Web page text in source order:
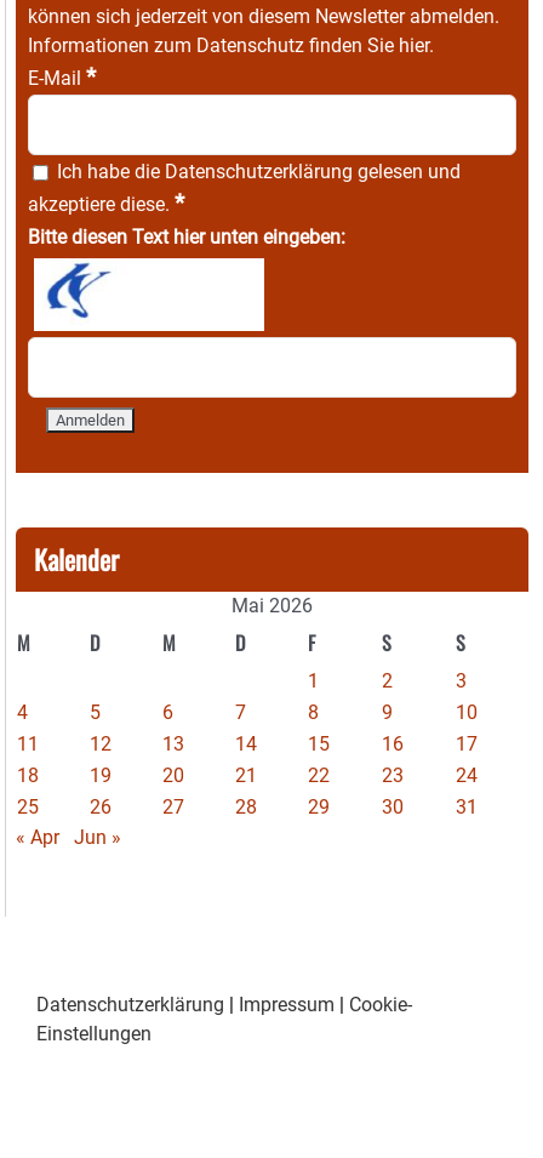
können sich jederzeit von diesem Newsletter abmelden.
Informationen zum Datenschutz finden Sie hier.
E-Mail *
Ich habe die Datenschutzerklärung gelesen und
akzeptiere diese. *
Bitte diesen Text hier unten eingeben:
Kalender
Mai 2026
M D M D F S S
1 2
3
4
5 6 7 8 9
10
11
12 13 14 15 16
17
18
19 20 21 22 23
24
25
26 27 28 29 30
31
« Apr
Jun »
Datenschutzerklärung | Impressum | Cookie-
Einstellungen